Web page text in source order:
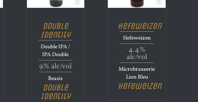
Double
Identity
Double IPA /
IPA Double
9% alc/vol
Beau's
Double
Identity
Hefeweizen
Hefeweizen
4.4%
alc/vol
Microbrasserie
Lion Bleu
Hefeweizen